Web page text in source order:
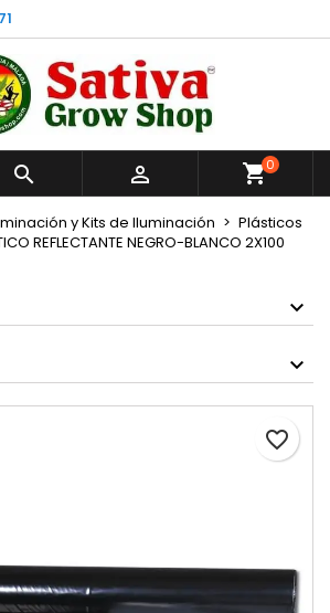
  0
y Kits de Iluminación
Plásticos
REFLECTANTE NEGRO-BLANCO 2X100
favorite_border
lista de deseos ×
de deseos ×
de deseos
Crear lista de deseos
×
para guardar productos en su
Iniciar sesión